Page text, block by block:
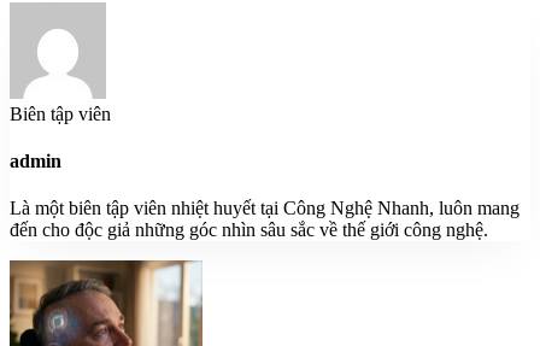
Biên tập viên
admin
Là một biên tập viên nhiệt huyết tại Công Nghệ Nhanh, luôn mang
đến cho độc giả những góc nhìn sâu sắc về thế giới công nghệ.